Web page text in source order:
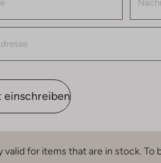
einschreiben
valid for items that are in stock.